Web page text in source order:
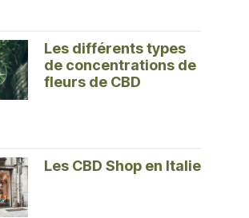
Les différents types
de concentrations de
fleurs de CBD
Les CBD Shop en Italie